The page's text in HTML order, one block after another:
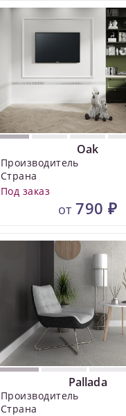
Oak
Производитель
Страна
Под заказ
от790 ₽
Pallada
Производитель
Страна